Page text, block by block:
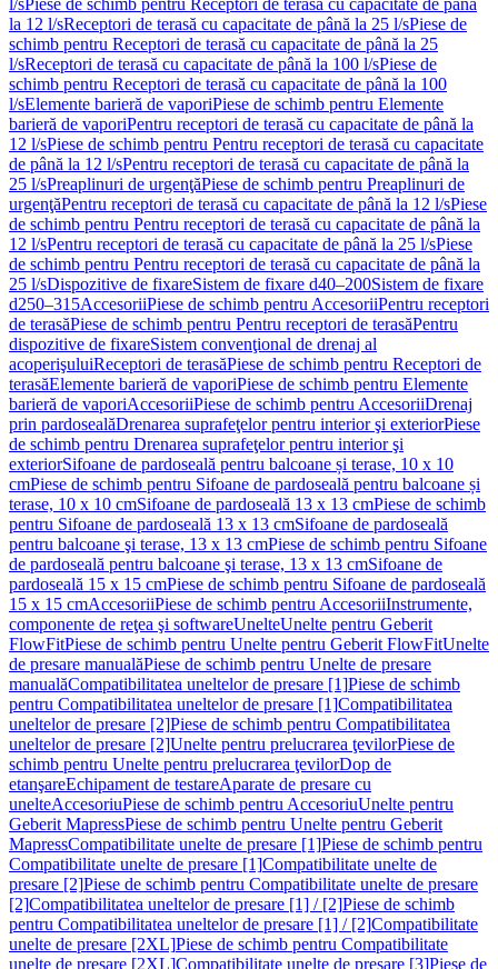
l/sPiese de schimb pentru Receptori de terasă cu capacitate de până
la 12 l/sReceptori de terasă cu capacitate de până la 25 l/sPiese de
schimb pentru Receptori de terasă cu capacitate de până la 25
l/sReceptori de terasă cu capacitate de până la 100 l/sPiese de
schimb pentru Receptori de terasă cu capacitate de până la 100
l/sElemente barieră de vaporiPiese de schimb pentru Elemente
barieră de vaporiPentru receptori de terasă cu capacitate de până la
12 l/sPiese de schimb pentru Pentru receptori de terasă cu capacitate
de până la 12 l/sPentru receptori de terasă cu capacitate de până la
25 l/sPreaplinuri de urgenţăPiese de schimb pentru Preaplinuri de
urgenţăPentru receptori de terasă cu capacitate de până la 12 l/sPiese
de schimb pentru Pentru receptori de terasă cu capacitate de până la
12 l/sPentru receptori de terasă cu capacitate de până la 25 l/sPiese
de schimb pentru Pentru receptori de terasă cu capacitate de până la
25 l/sDispozitive de fixareSistem de fixare d40–200Sistem de fixare
d250–315AccesoriiPiese de schimb pentru AccesoriiPentru receptori
de terasăPiese de schimb pentru Pentru receptori de terasăPentru
dispozitive de fixareSistem convenţional de drenaj al
acoperişuluiReceptori de terasăPiese de schimb pentru Receptori de
terasăElemente barieră de vaporiPiese de schimb pentru Elemente
barieră de vaporiAccesoriiPiese de schimb pentru AccesoriiDrenaj
prin pardosealăDrenarea suprafeţelor pentru interior şi exteriorPiese
de schimb pentru Drenarea suprafeţelor pentru interior şi
exteriorSifoane de pardoseală pentru balcoane și terase, 10 x 10
cmPiese de schimb pentru Sifoane de pardoseală pentru balcoane și
terase, 10 x 10 cmSifoane de pardoseală 13 x 13 cmPiese de schimb
pentru Sifoane de pardoseală 13 x 13 cmSifoane de pardoseală
pentru balcoane şi terase, 13 x 13 cmPiese de schimb pentru Sifoane
de pardoseală pentru balcoane şi terase, 13 x 13 cmSifoane de
pardoseală 15 x 15 cmPiese de schimb pentru Sifoane de pardoseală
15 x 15 cmAccesoriiPiese de schimb pentru AccesoriiInstrumente,
componente de reţea şi softwareUnelteUnelte pentru Geberit
FlowFitPiese de schimb pentru Unelte pentru Geberit FlowFitUnelte
de presare manualăPiese de schimb pentru Unelte de presare
manualăCompatibilitatea uneltelor de presare [1]Piese de schimb
pentru Compatibilitatea uneltelor de presare [1]Compatibilitatea
uneltelor de presare [2]Piese de schimb pentru Compatibilitatea
uneltelor de presare [2]Unelte pentru prelucrarea ţevilorPiese de
schimb pentru Unelte pentru prelucrarea ţevilorDop de
etanşareEchipament de testareAparate de presare cu
unelteAccesoriuPiese de schimb pentru AccesoriuUnelte pentru
Geberit MapressPiese de schimb pentru Unelte pentru Geberit
MapressCompatibilitate unelte de presare [1]Piese de schimb pentru
Compatibilitate unelte de presare [1]Compatibilitate unelte de
presare [2]Piese de schimb pentru Compatibilitate unelte de presare
[2]Compatibilitatea uneltelor de presare [1] / [2]Piese de schimb
pentru Compatibilitatea uneltelor de presare [1] / [2]Compatibilitate
unelte de presare [2XL]Piese de schimb pentru Compatibilitate
unelte de presare [2XL]Compatibilitate unelte de presare [3]Piese de